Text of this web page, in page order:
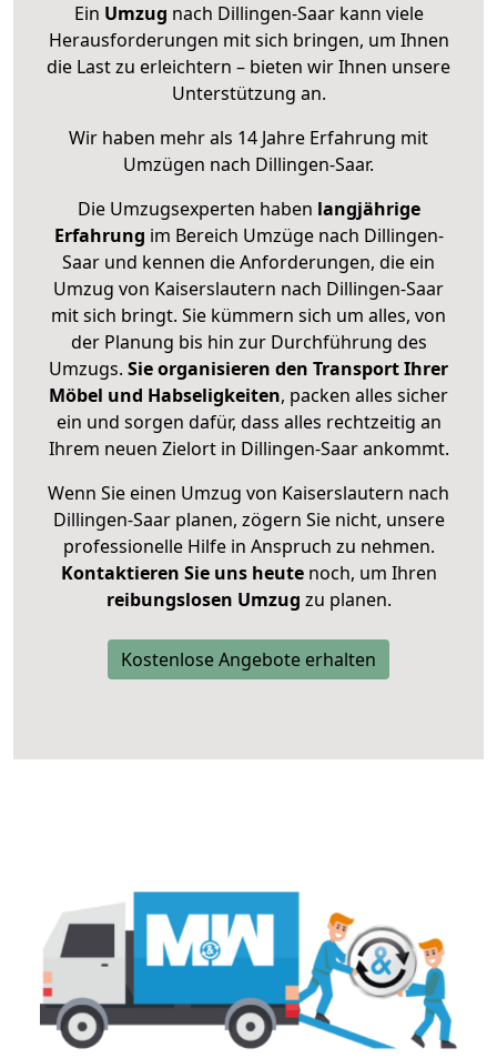
Ein Umzug nach Dillingen-Saar kann viele
Herausforderungen mit sich bringen, um Ihnen
die Last zu erleichtern – bieten wir Ihnen unsere
Unterstützung an.
Wir haben mehr als 14 Jahre Erfahrung mit
Umzügen nach Dillingen-Saar.
Die Umzugsexperten haben langjährige
Erfahrung im Bereich Umzüge nach Dillingen-
Saar und kennen die Anforderungen, die ein
Umzug von Kaiserslautern nach Dillingen-Saar
mit sich bringt. Sie kümmern sich um alles, von
der Planung bis hin zur Durchführung des
Umzugs. Sie organisieren den Transport Ihrer
Möbel und Habseligkeiten, packen alles sicher
ein und sorgen dafür, dass alles rechtzeitig an
Ihrem neuen Zielort in Dillingen-Saar ankommt.
Wenn Sie einen Umzug von Kaiserslautern nach
Dillingen-Saar planen, zögern Sie nicht, unsere
professionelle Hilfe in Anspruch zu nehmen.
Kontaktieren Sie uns heutenoch, um Ihren
reibungslosen Umzug zu planen.
Kostenlose Angebote erhalten